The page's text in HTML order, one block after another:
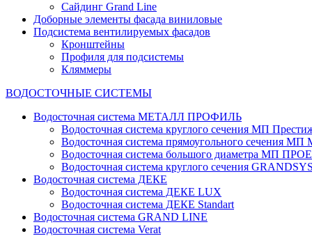
Сайдинг Grand Line
Доборные элементы фасада виниловые
Подсистема вентилируемых фасадов
Кронштейны
Профиля для подсистемы
Кляммеры
ВОДОСТОЧНЫЕ СИСТЕМЫ
Водосточная система МЕТАЛЛ ПРОФИЛЬ
Водосточная система круглого сечения МП
Водосточная система прямоугольного сечения МП
Водосточная система большого диаметра МП
Водосточная система круглого сечения
Водосточная система ДЕКЕ
Водосточная система ДЕКЕ LUX
Водосточная система ДЕКЕ Standart
Водосточная система GRAND LINE
Водосточная система Verat